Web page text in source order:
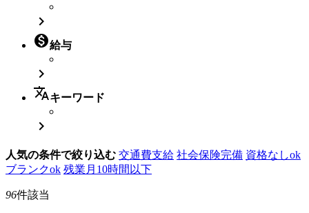

給与

translateキーワード

人気の条件で絞り込む 交通費支給 社会保険完備 資格なしok
ブランクok 残業月10時間以下
96件該当